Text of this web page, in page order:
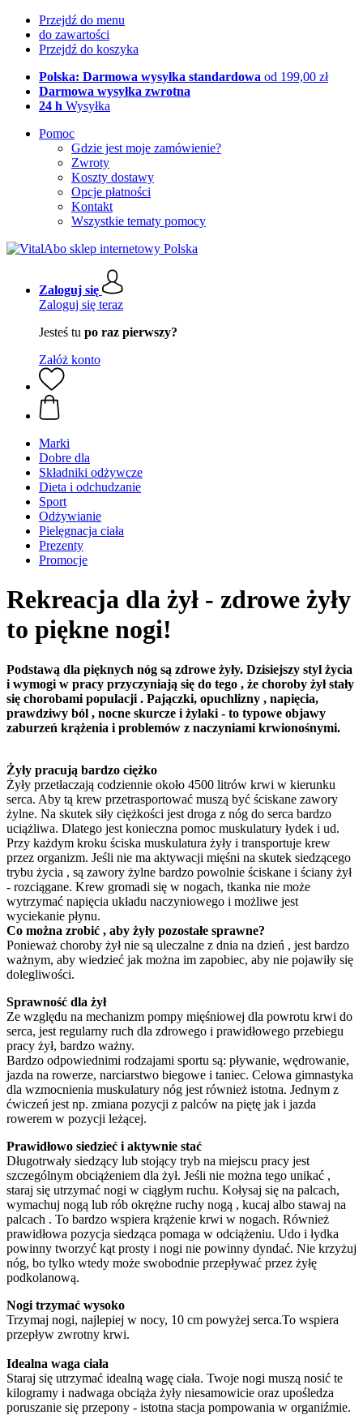
Przejdź do menu
do zawartości
Przejdź do koszyka
Polska: Darmowa wysyłka standardowa od 199,00 zł
Darmowa wysyłka zwrotna
24 h Wysyłka
Pomoc
Gdzie jest moje zamówienie?
Zwroty
Koszty dostawy
Opcje płatności
Kontakt
Wszystkie tematy pomocy
Zaloguj się
Zaloguj się teraz
Jesteś tu po raz pierwszy?
Załóż konto
Marki
Dobre dla
Składniki odżywcze
Dieta i odchudzanie
Sport
Odżywianie
Pielęgnacja ciała
Prezenty
Promocje
Rekreacja dla żył - zdrowe żyły
to piękne nogi!
Podstawą dla pięknych nóg są zdrowe żyły. Dzisiejszy styl życia
i wymogi w pracy przyczyniają się do tego , że choroby żył stały
się chorobami populacji . Pajączki, opuchlizny , napięcia,
prawdziwy ból , nocne skurcze i żylaki - to typowe objawy
zaburzeń krążenia i problemów z naczyniami krwionośnymi.
Żyły pracują bardzo ciężko
Żyły przetłaczają codziennie około 4500 litrów krwi w kierunku
serca. Aby tą krew przetrasportować muszą być ściskane zawory
żylne. Na skutek siły ciężkości jest droga z nóg do serca bardzo
uciążliwa. Dlatego jest konieczna pomoc muskulatury łydek i ud.
Przy każdym kroku ściska muskulatura żyły i transportuje krew
przez organizm. Jeśli nie ma aktywacji mięśni na skutek siedzącego
trybu życia , są zawory żylne bardzo powolnie ściskane i ściany żył
- rozciągane. Krew gromadi się w nogach, tkanka nie może
wytrzymać napięcia układu naczyniowego i możliwe jest
wyciekanie płynu.
Co można zrobić , aby żyły pozostałe sprawne?
Ponieważ choroby żył nie są uleczalne z dnia na dzień , jest bardzo
ważnym, aby wiedzieć jak można im zapobiec, aby nie pojawiły się
dolegliwości.
Sprawność dla żył
Ze względu na mechanizm pompy mięśniowej dla powrotu krwi do
serca, jest regularny ruch dla zdrowego i prawidłowego przebiegu
pracy żył, bardzo ważny.
Bardzo odpowiednimi rodzajami sportu są: pływanie, wędrowanie,
jazda na rowerze, narciarstwo biegowe i taniec. Celowa gimnastyka
dla wzmocnienia muskulatury nóg jest również istotna. Jednym z
ćwiczeń jest np. zmiana pozycji z palców na piętę jak i jazda
rowerem w pozycji leżącej.
Prawidłowo siedzieć i aktywnie stać
Długotrwały siedzący lub stojący tryb na miejscu pracy jest
szczególnym obciążeniem dla żył. Jeśli nie można tego unikać ,
staraj się utrzymać nogi w ciągłym ruchu. Kołysaj się na palcach,
wymachuj nogą lub rób okrężne ruchy nogą , kucaj albo stawaj na
palcach . To bardzo wspiera krążenie krwi w nogach. Również
prawidłowa pozycja siedząca pomaga w odciążeniu. Udo i łydka
powinny tworzyć kąt prosty i nogi nie powinny dyndać. Nie krzyżuj
nóg, bo tylko wtedy może swobodnie przepływać przez żyłę
podkolanową.
Nogi trzymać wysoko
Trzymaj nogi, najlepiej w nocy, 10 cm powyżej serca.To wspiera
przepływ zwrotny krwi.
Idealna waga ciała
Staraj się utrzymać idealną wagę ciała. Twoje nogi muszą nosić te
kilogramy i nadwaga obciąża żyły niesamowicie oraz upośledza
poruszanie się przepony - istotna stacja pompowania w organiźmie.